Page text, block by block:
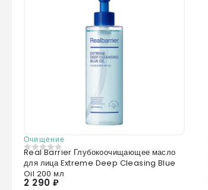
Очищение
0 из 5
Real Barrier Глубокоочищающее масло
для лица Extreme Deep Cleasing Blue
Oil 200 мл
2 290 ₽